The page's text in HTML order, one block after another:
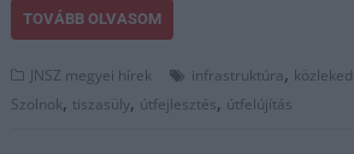
TOVÁBB OLVASOM
JNSZ megyei hírek infrastruktúra,
Szolnok, tiszasüly, útfejlesztés, útfelújítás